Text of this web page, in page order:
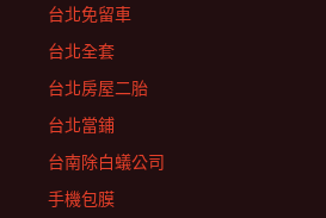
台北免留車
台北全套
台北房屋二胎
台北當鋪
台南除白蟻公司
手機包膜